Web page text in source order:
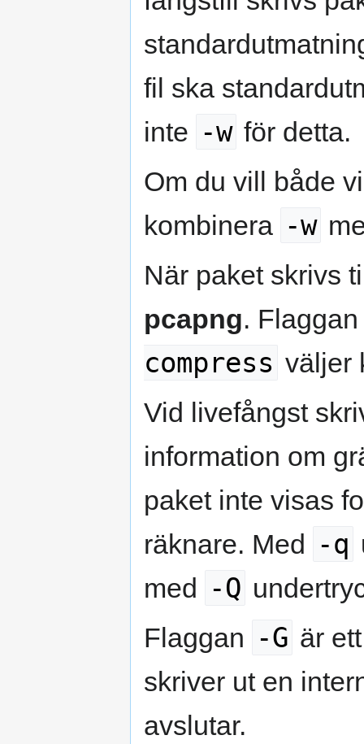
fil ska
inte -w för detta.
Om du vill både
kombinera -w
När paket skrivs
pcapng.
compress väljer
Vid livefångst
information om
paket inte visas
räknare. Med -q
med -Q
Flaggan -G är
skriver ut en
avslutar.